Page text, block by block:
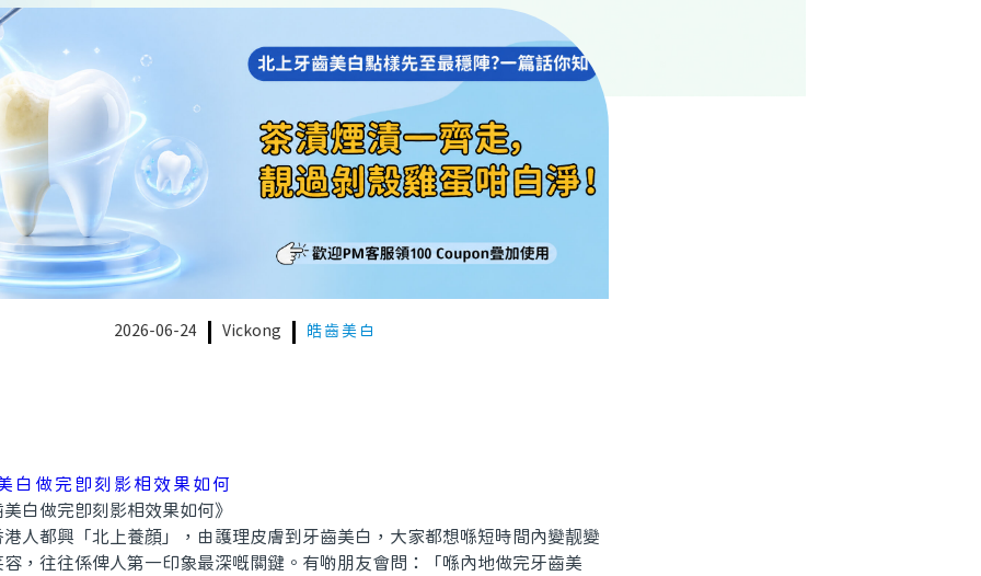
2026-06-24 Vickong 皓齒美白
白做完即刻影相效果如何
做完即刻影相效果如何》
都興「北上養顔」，由護理皮膚到牙齒美白，大家都想喺短時間內變靓變
，往往係俾人第一印象最深嘅關鍵。有啲朋友會問：「喺內地做完牙齒美